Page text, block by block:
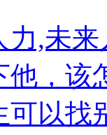
力,未
他，该
可以找